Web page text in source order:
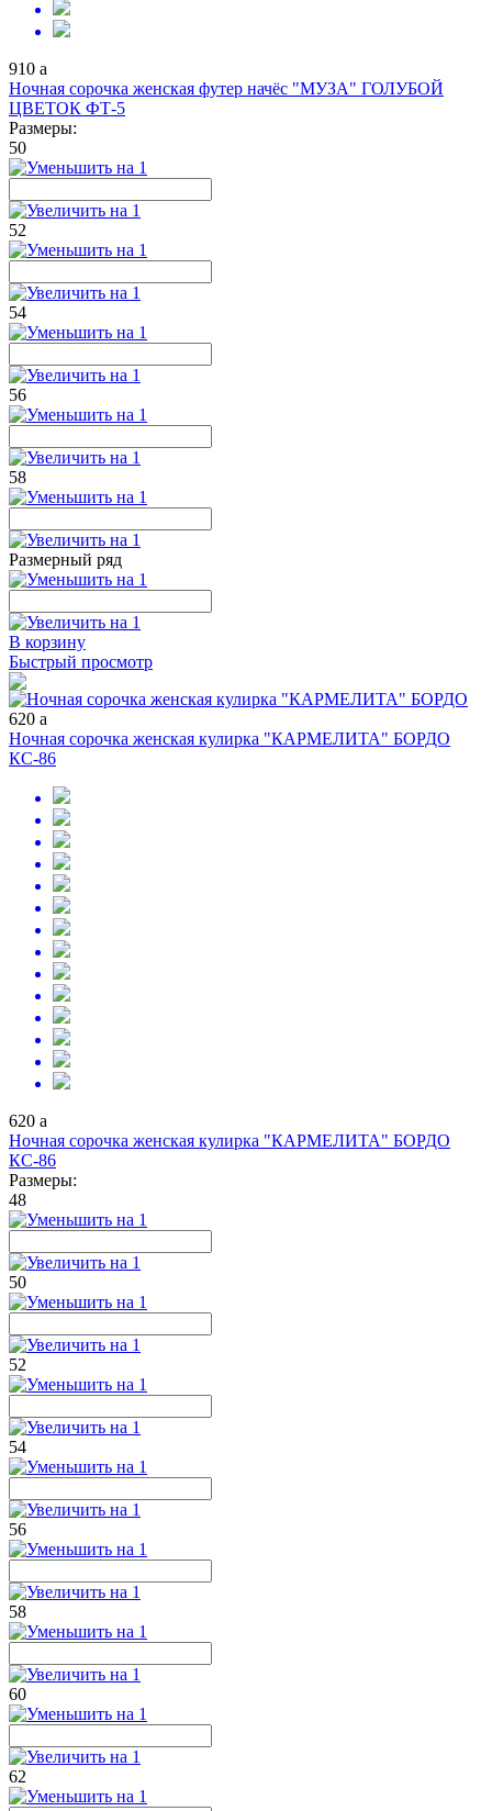
910 a
Ночная сорочка женская футер начёс "МУЗА" ГОЛУБОЙ
ЦВЕТОК ФТ-5
Размеры:
50
52
54
56
58
Размерный ряд
В корзину
Быстрый просмотр
620 a
Ночная сорочка женская кулирка "КАРМЕЛИТА" БОРДО
КС-86
620 a
Ночная сорочка женская кулирка "КАРМЕЛИТА" БОРДО
КС-86
Размеры:
48
50
52
54
56
58
60
62